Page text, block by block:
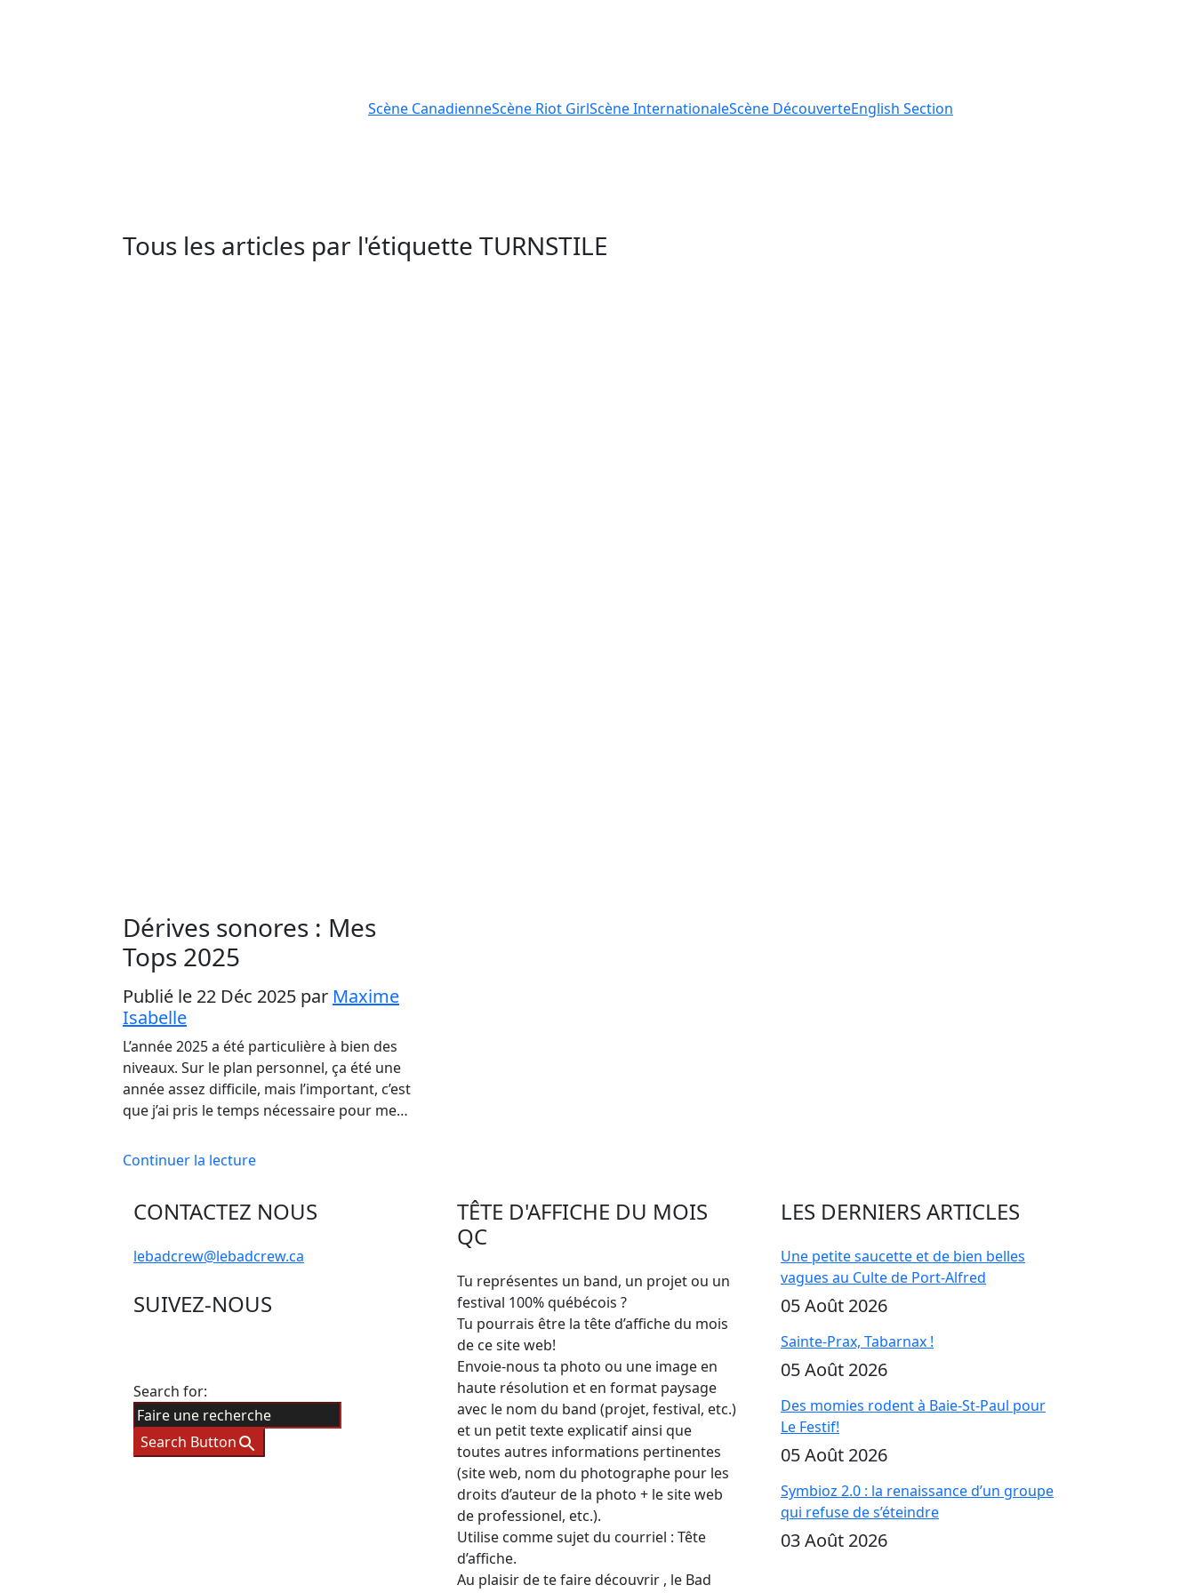
Scène CanadienneScène Riot GirlScèneInternationaleScène DécouverteEnglish Section
Tous les articles par l'étiquette TURNSTILE
Dérives sonores : Mes
Tops 2025
Publié le 22 Déc 2025 par Maxime
Isabelle
L’année 2025 a été particulière à bien des
niveaux. Sur le plan personnel, ça été une
année assez difficile, mais l’important, c’est
que j’ai pris le temps nécessaire pour me…
Continuer la lecture
CONTACTEZ NOUS
lebadcrew@lebadcrew.ca
SUIVEZ-NOUS
Search for:
Search Button
TÊTE D'AFFICHE DU MOIS
QC
Tu représentes un band, un projet ou un
festival 100% québécois ?
Tu pourrais être la tête d’affiche du mois
de ce site web!
Envoie-nous ta photo ou une image en
haute résolution et en format paysage
avec le nom du band (projet, festival, etc.)
et un petit texte explicatif ainsi que
toutes autres informations pertinentes
(site web, nom du photographe pour les
droits d’auteur de la photo + le site web
de professionel, etc.).
Utilise comme sujet du courriel : Tête
d’affiche.
Au plaisir de te faire découvrir , le Bad
LES DERNIERS ARTICLES
Une petite saucette et de bien belles
vagues au Culte de Port-Alfred
05 Août 2026
Sainte-Prax, Tabarnax !
05 Août 2026
Des momies rodent à Baie-St-Paul pour
Le Festif!
05 Août 2026
Symbioz 2.0 : la renaissance d’un groupe
qui refuse de s’éteindre
03 Août 2026